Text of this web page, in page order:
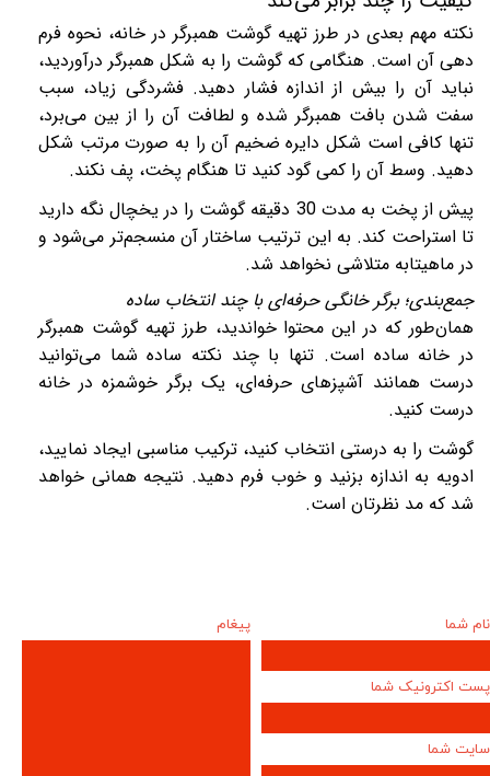
نکته مهم بعدی در طرز تهیه گوشت همبرگر در خانه، نحوه فرم
دهی آن است. هنگامی که گوشت را به شکل همبرگر درآوردید،
نباید آن را بیش از اندازه فشار دهید. فشردگی زیاد، سبب
سفت شدن بافت همبرگر شده و لطافت آن را از بین می‌برد،
تنها کافی است شکل دایره ضخیم آن را به صورت مرتب شکل
دهید. وسط آن را کمی گود کنید تا هنگام پخت، پف نکند.
پیش از پخت به مدت 30 دقیقه گوشت را در یخچال نگه دارید
تا استراحت کند. به این ترتیب ساختار آن منسجم‌تر می‌شود و
در ماهیتابه متلاشی نخواهد شد.
جمع‌بندی؛ برگر خانگی حرفه‌ای با چند انتخاب ساده
همان‌طور که در این محتوا خواندید، طرز تهیه گوشت همبرگر
در خانه ساده است. تنها با چند نکته ساده شما می‌توانید
درست همانند آشپزهای حرفه‌ای، یک برگر خوشمزه در خانه
درست کنید.
گوشت را به درستی انتخاب کنید، ترکیب مناسبی ایجاد نمایید،
ادویه به اندازه بزنید و خوب فرم دهید. نتیجه همانی خواهد
شد که مد نظرتان است.
نام شما
پست اکترونیک شما
سایت شما
پیغام